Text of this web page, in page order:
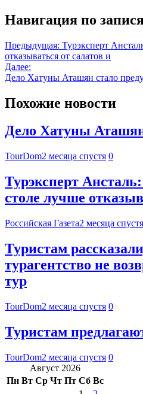
Навигация по
Предыдущая: Турэксперт
отказываться от салатов и
Далее:
Дело Хатуны Аташян стало
Похожие новости
Дело Хатуны Аташян
TourDom2 месяца спустя 0
Турэксперт
столе лучше
Российская Газета2 месяца спустя
Туристам
турагентство не
тур
TourDom2 месяца спустя 0
Туристам
TourDom2 месяца спустя 0
Август 2026
Пн Вт Ср Чт Пт Сб Вс